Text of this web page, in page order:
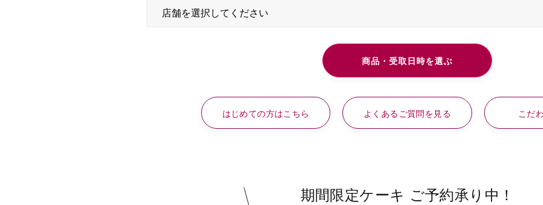
はじめての方はこちら よくあるご質問を見る こだ
期間限定ケーキ ご予約承り中！